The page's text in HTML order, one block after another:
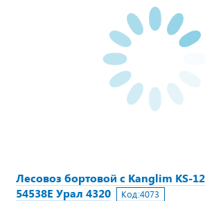
Лесовоз бортовой с Kanglim KS-
54538E Урал 4320
Код:4073